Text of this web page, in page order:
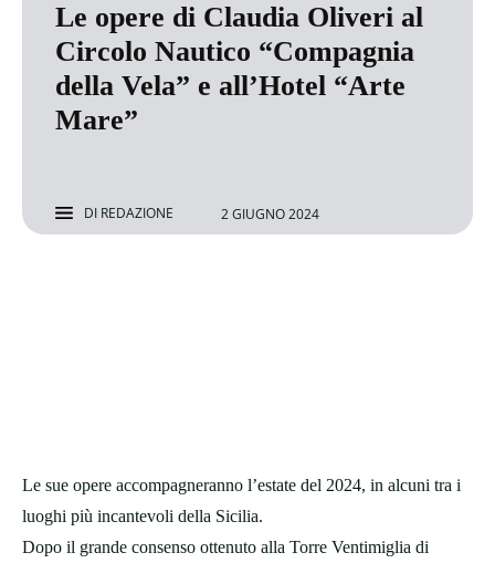
Le opere di Claudia Oliveri al
Circolo Nautico “Compagnia
della Vela” e all’Hotel “Arte
Mare”
DI REDAZIONE 2 GIUGNO 2024
Le sue opere accompagneranno l’estate del 2024, in alcuni tra i
luoghi più incantevoli della Sicilia.
Dopo il grande consenso ottenuto alla Torre Ventimiglia di